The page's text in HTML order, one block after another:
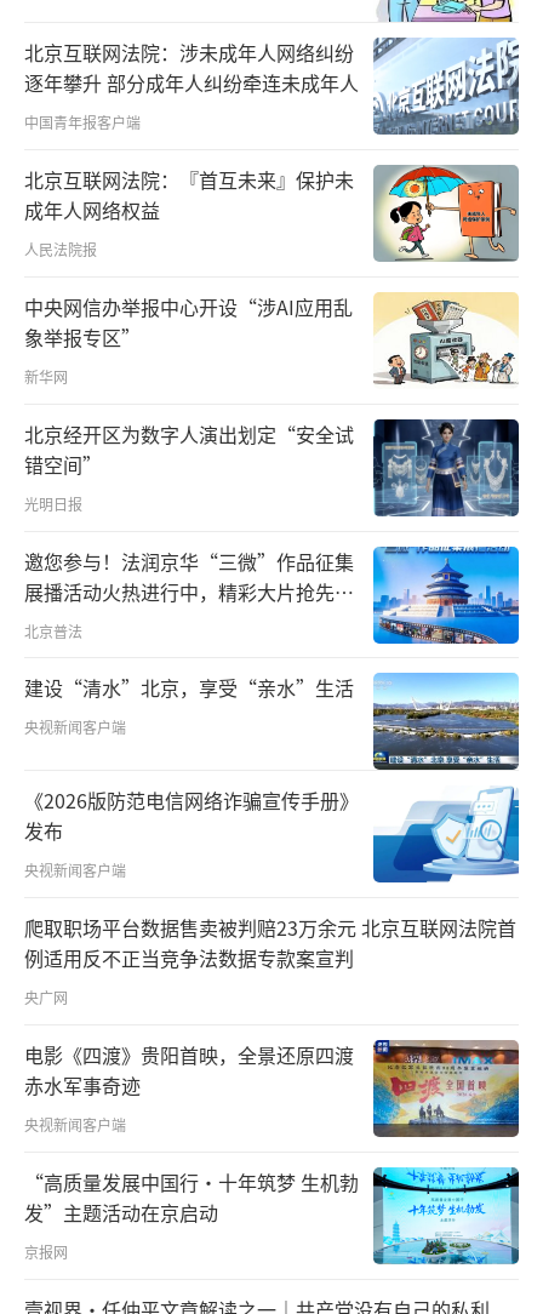
15日上午，在特朗普总统启程回国前，习
近平主席同他举行了小范围会晤，地点选在了
中南海。
在国事访问的正式活动之外安排小范围会
晤，为两国元首继续深入坦诚交流、进一步交
换意见创造了更多机会。
△中南海的古树和月季。（总台央视记者程铖
拍摄）
特朗普总统抵达中南海时，习主席热情迎
接。两国元首边走边谈，不时驻足观赏园中苍
劲挺拔的古树和各色月季，气氛既轻松又友
好。在合影时，特朗普总统还伸出右手，竖起
了大拇指。
“特朗普总统此访是一次历史性、标志性
的访问。”习主席在当天的小范围会晤中指
出，“访问有利于促进相互理解、加深彼此信
任、增进两国人民福祉。这也再次表明，中美
在相互尊重基础上实现和平共处、合作共赢，
走出一条正确相处之道，是两国人民所愿和世
北京互联网法院：涉未成年人网络纠纷
逐年攀升 部分成年人纠纷牵连未成年人
中国青年报客户端
北京互联网法院：『首互未来』保护未
成年人网络权益
人民法院报
中央网信办举报中心开设“涉AI应用乱
象举报专区”
新华网
北京经开区为数字人演出划定“安全试
错空间”
光明日报
邀您参与！法润京华“三微”作品征集
展播活动火热进行中，精彩大片抢先看
～
北京普法
建设“清水”北京，享受“亲水”生活
央视新闻客户端
《2026版防范电信网络诈骗宣传手册》
发布
央视新闻客户端
爬取职场平台数据售卖被判赔23万余元 北京互联网法院首
例适用反不正当竞争法数据专款案宣判
央广网
电影《四渡》贵阳首映，全景还原四渡
赤水军事奇迹
央视新闻客户端
“高质量发展中国行·十年筑梦 生机勃
发”主题活动在京启动
京报网